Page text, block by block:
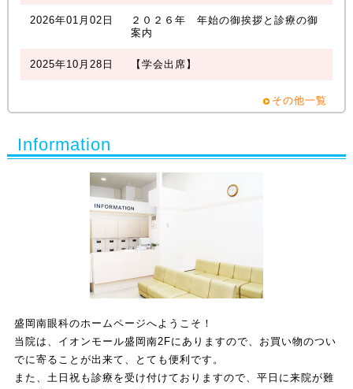
2026年01月02日
２０２６年 年始の御挨拶と診療の御
案内
2025年10月28日 【学会出席】
その他一覧
Information
盛岡南眼科のホームページへようこそ！
当院は、イオンモール盛岡南2Fにありますので、お買い物のつい
でに寄ることが出来て、とても便利です。
また、土日祝も診療を受け付けておりますので、平日に来院が難